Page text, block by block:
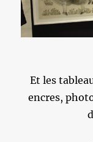
Et les
encres,